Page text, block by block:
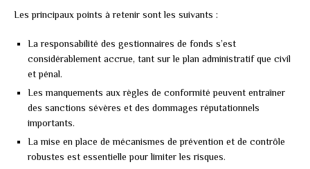
Les principaux points à retenir sont les suivants :
La responsabilité des gestionnaires de fonds s’est
considérablement accrue, tant sur le plan administratif que civil
et pénal.
Les manquements aux règles de conformité peuvent entraîner
des sanctions sévères et des dommages réputationnels
importants.
La mise en place de mécanismes de prévention et de contrôle
robustes est essentielle pour limiter les risques.